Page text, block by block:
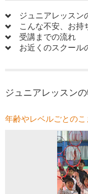
4
ジュニアレッスン
4
こんな不安、お持
4
受講までの流れ
4
お近くのスクール
ジュニアレッスン
年齢やレベルごとの